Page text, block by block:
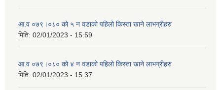
आ.व ०७९।०८० को ५ न‌‍ वडाको पहिलो किस्ता खाने लाभग्रीहरु
मिति: 02/01/2023 - 15:59
आ.व ०७९।०८० को ४ न‌‍ वडाको पहिलो किस्ता खाने लाभग्रीहरु
मिति: 02/01/2023 - 15:37